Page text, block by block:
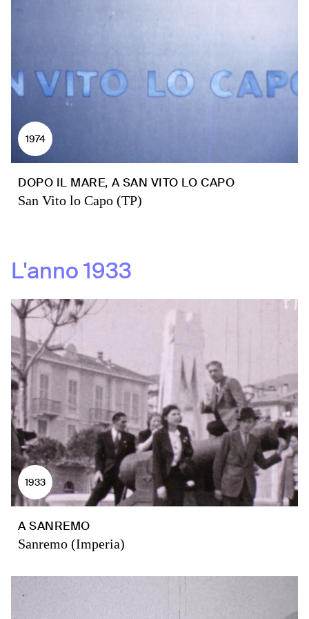
1974
DOPO IL MARE, A SAN VITO LO CAPO
San Vito lo Capo (TP)
L'anno1933
1933
A SANREMO
Sanremo (Imperia)